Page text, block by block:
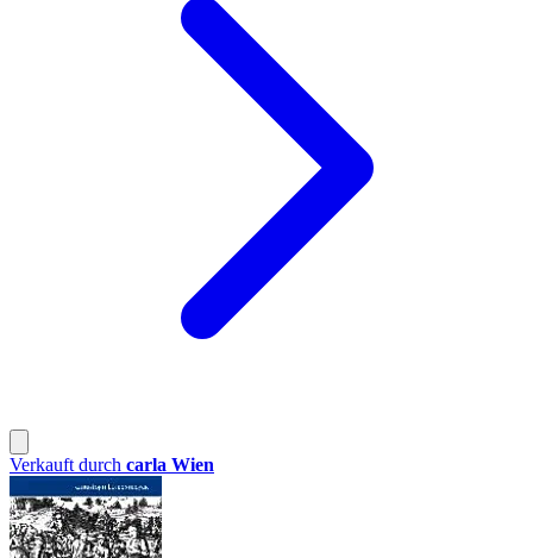
Verkauft durch carla Wien